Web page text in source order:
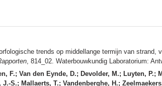
trends op middellange termijn van
, 814_02. Waterbouwkundig Laboratorium:
F.; Van den Eynde, D.; Devolder, M.; Luyten,
S.; Mallaerts, T.; Vandenberghe, H.;